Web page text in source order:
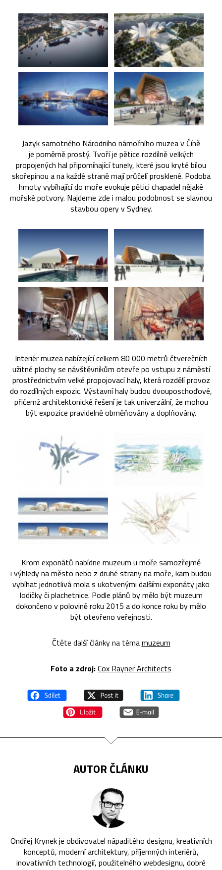
Jazyk samotného Národního námořního muzea v Číně
je poměrně prostý. Tvoří je pětice rozdílně velkých
propojených hal připomínající tunely, které jsou kryté bílou
skořepinou a na každé straně mají průčelí prosklené. Podoba
hmoty vybíhající do moře evokuje pětici chapadel nějaké
mořské potvory. Najdeme zde i malou podobnost se slavnou
stavbou opery v Sydney.
Interiér muzea nabízející celkem 80 000 metrů čtverečních
užitné plochy se návštěvníkům otevře po vstupu z náměstí
prostřednictvím velké propojovací haly, která rozdělí provoz
do rozdílných expozic. Výstavní haly budou dvouposchoďové,
přičemž architektonické řešení je tak univerzální, že mohou
být expozice pravidelně obměňovány a doplňovány.
Krom exponátů nabídne muzeum u moře samozřejmě
i výhledy na město nebo z druhé strany na moře, kam budou
vybíhat jednotlivá mola s ukotvenými dalšími exponáty jako
lodičky či plachetnice. Podle plánů by mělo být muzeum
dokončeno v polovině roku 2015 a do konce roku by mělo
být otevřeno veřejnosti.
Čtěte další články na témamuzeum
Foto a zdroj:Cox Rayner Architects
AUTOR ČLÁNKU
Ondřej Krynek je obdivovatel nápaditého designu, kreativních
konceptů, moderní architektury, příjemných interiérů,
inovativních technologií, použitelného webdesignu, dobré